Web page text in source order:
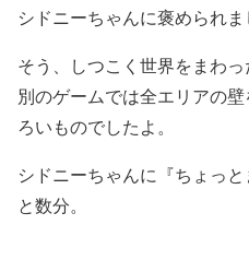
シドニーちゃんに褒められま
そう、しつこく世界をまわっ
別のゲームでは全エリアの
ろいものでしたよ。
シドニーちゃんに『ちょっ
と数分。